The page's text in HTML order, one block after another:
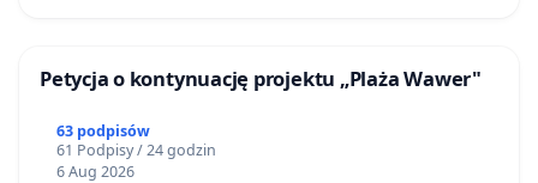
Petycja o kontynuację projektu „Plaża Wawer"
63 podpisów
61 Podpisy / 24 godzin
6 Aug 2026